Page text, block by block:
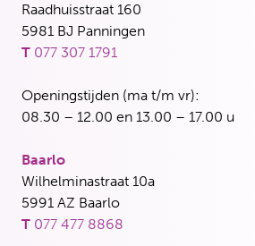
Raadhuisstraat 160
5981 BJ Panningen
T 077 307 1791
Openingstijden (ma t/m vr):
08.30 – 12.00 en 13.00 – 17.00 u
Baarlo
Wilhelminastraat 10a
5991 AZ Baarlo
T 077 477 8868